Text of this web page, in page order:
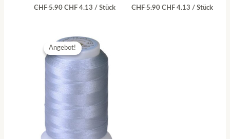
CHF5.90 CHF 4.13 / Stück CHF5.90 CHF4.13 / Stück
Angebot!
Angebot!
Ursprünglicher
Preis
war:
CHF 5.90
Preis
ist:
CHF 4.13.